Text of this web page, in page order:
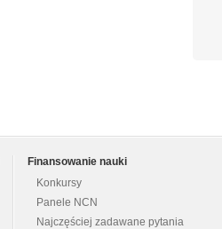
Finansowanie nauki
Konkursy
Panele NCN
Najczęściej zadawane pytania